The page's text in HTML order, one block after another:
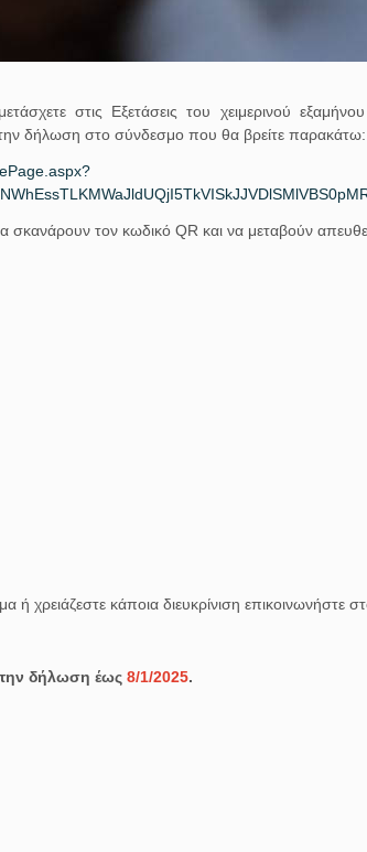
στις Εξετάσεις του χειμερινού
δήλωση στο σύνδεσμο που θα βρείτε παρακάτω:
σκανάρουν τον κωδικό QR και να μεταβούν
ή χρειάζεστε κάποια διευκρίνιση επικοινωνήστε
δήλωση έως 8/1/2025.